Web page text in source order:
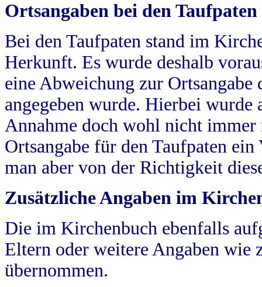
Ortsangaben bei den Taufpaten
Bei den Taufpaten stand im
Herkunft. Es wurde deshalb
eine Abweichung zur
angegeben wurde. Hierbei wurde
Annahme doch wohl nicht
Ortsangabe für den Taufpaten
man aber von der Richtigkeit
Zusätzliche Angaben im
Die im Kirchenbuch ebenfalls
Eltern oder weitere Angaben wie
übernommen.